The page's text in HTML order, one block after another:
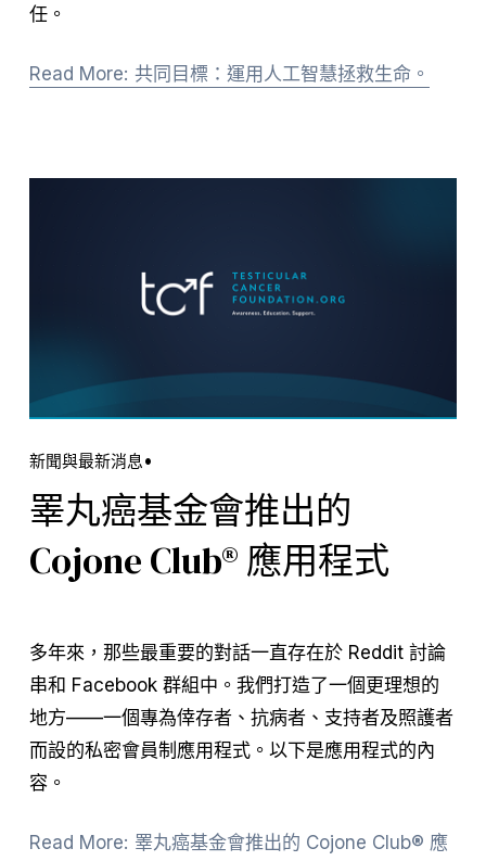
任。
Read More: 共同目標：運用人工智慧拯救生命。
新聞與最新消息
睪丸癌基金會推出的
Cojone Club® 應用程式
多年來，那些最重要的對話一直存在於 Reddit 討論
串和 Facebook 群組中。我們打造了一個更理想的
地方——一個專為倖存者、抗病者、支持者及照護者
而設的私密會員制應用程式。以下是應用程式的內
容。
Read More: 睪丸癌基金會推出的 Cojone Club® 應